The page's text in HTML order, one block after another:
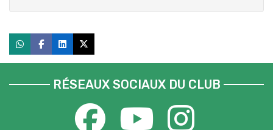
RÉSEAUX SOCIAUX DU CLUB